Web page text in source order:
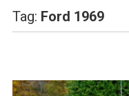
Tag: Ford 1969